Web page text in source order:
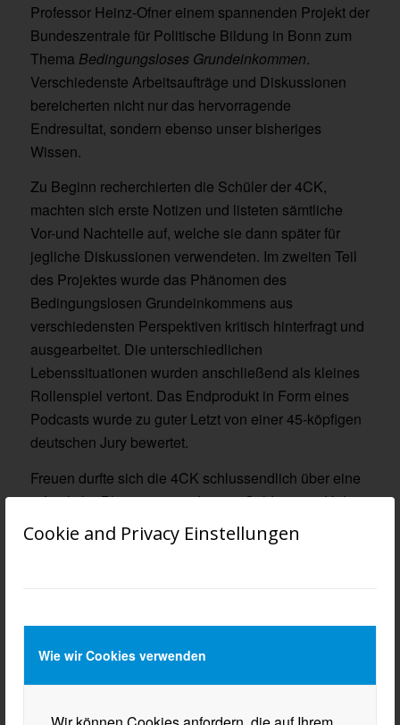
Cookie and Privacy Einstellungen
Wie wir Cookies verwenden
Professor Heinz-Ofner einem spannenden Projekt der
Bundeszentrale für Politische Bildung in Bonn zum
Thema Bedingungsloses Grundeinkommen.
Verschiedenste Arbeitsaufträge und Diskussionen
bereicherten nicht nur das hervorragende
Endresultat, sondern ebenso unser bisheriges
Wissen.
Zu Beginn recherchierten die Schüler der 4CK,
machten sich erste Notizen und listeten sämtliche
Vor-und Nachteile auf, welche sie dann später für
jegliche Diskussionen verwendeten. Im zweiten Teil
des Projektes wurde das Phänomen des
Bedingungslosen Grundeinkommens aus
verschiedensten Perspektiven kritisch hinterfragt und
ausgearbeitet. Die unterschiedlichen
Lebenssituationen wurden anschließend als kleines
Rollenspiel vertont. Das Endprodukt in Form eines
Podcasts wurde zu guter Letzt von einer 45-köpfigen
deutschen Jury bewertet.
Freuen durfte sich die 4CK schlussendlich über eine
erfreuliche Platzierung und einen Geldpreis in Höhe
von 100 Euro. Die 4CK bedankt sich recht herzlich
bei ihrer Betreuerin Prof. Silke Heinz-Ofner für diese